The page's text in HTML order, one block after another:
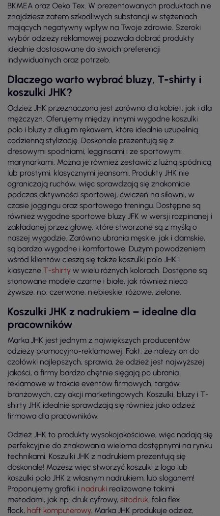
BKMEA oraz Oeko Tex. W prezentowanych produktach nie
znajdziesz zatem szkodliwych substancji w stężeniach
mających negatywny wpływ na Twoje zdrowie. Szeroki
wybór odzieży reklamowej pozwala dobrać produkty
idealnie dostosowane do swoich preferencji
indywidualnych oraz potrzeb.
Dlaczego warto wybrać bluzy, T-shirty i
koszulki JHK?
Odzież JHK przeznaczona jest zarówno dla kobiet, jak i dla
mężczyzn. Oferujemy między innymi wygodne koszulki
polo i bluzy z długim rękawem, które idealnie uzupełnią
codzienną stylizację. Doskonale prezentują się z
dresowymi spodniami, legginsami i ze sportowymi
marynarkami. Można je również zestawić z luźną spódnicą
lub prostymi, klasycznymi jeansami. Produkty JHK nie
ograniczają ruchów, więc sprawdzają się znakomicie
podczas aktywności sportowej, ćwiczeń na siłowni, w
czasie joggingu oraz sportowego treningu. Dostępne są
również wygodne sportowe bluzy JFK w wersji rozpinanej i
zakładanej przez głowę, które stworzone są z myślą o
naszej wygodzie. Zarówno ubrania męskie, jak i damskie,
są bardzo wygodne i komfortowe. Dużym powodzeniem
wśród klientów cieszą się także koszulki polo JHK i
klasyczne T-shirty w wielu różnych kolorach. Dostępne są
stonowane modele czarne i białe, jak również nieco
żywsze, np. czerwone, niebieskie, różowe, zielone.
Koszulki JHK z nadrukiem – idealne dla
pracowników
Marka JHK jest jednym z największych producentów
odzieży promocyjno-reklamowej. Fakt, że należy on do
czołówki najlepszych, sprawia, że odzież jest najwyższej
jakości, a firmy bardzo chętnie sięgają po ubrania
reklamowe w trakcie eventów firmowych, targów
branżowych, czy akcji marketingowych. Koszulki, bluzy i T-
shirty JHK idealnie sprawdzają się również jako odzież
firmowa dla pracowników.
Odzież JHK to produkty wysokojakościowe, więc nadają się
perfekcyjnie do znakowania wieloma dostępnymi na rynku
technikami. Koszulki JHK z nadrukiem prezentują się
doskonale! Możesz więc stworzyć koszulki z logo lub
koszulki polo JHK z własnym nadrukiem, lub sloganem!
Proponujemy grafiki i nadruki realizowane takimi
metodami, jak np. druk cyfrowy, sitodruk, folia flex
flock, haft komputerowy. Marka JHK produkuje odzież,